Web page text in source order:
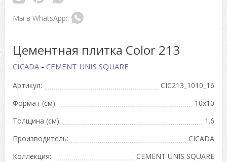
Цементная плитка Color 213
CICADA - CEMENT UNIS SQUARE
Артикул:
CIC213_1010_16
Формат (см):
10x10
Толщина (см):
1.6
Производитель:
CICADA
Коллекция:
CEMENT UNIS SQUARE